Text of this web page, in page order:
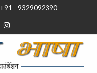
+91 - 9329092390